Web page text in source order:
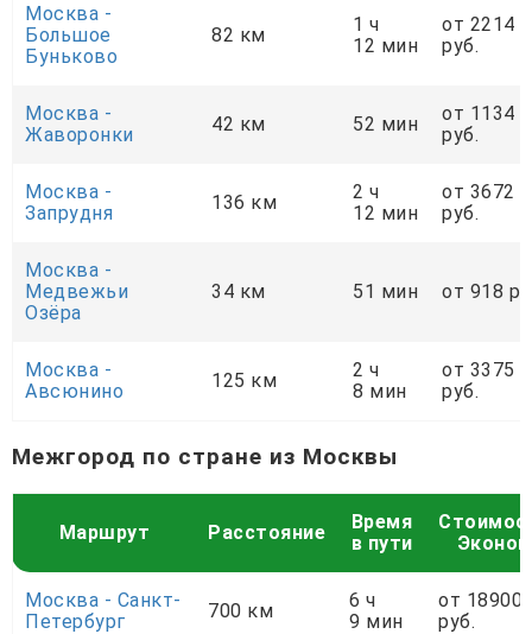
Москва -
Большое
Буньково
82 км
1 ч
12 мин
от 2214
руб.
Москва -
Жаворонки
42 км 52 мин
от 1134
руб.
Москва -
Запрудня
136 км
2 ч
12 мин
от 3672
руб.
Москва -
Медвежьи
Озёра
34 км 51 мин от 918
Москва -
Авсюнино
125 км
2 ч
8 мин
от 3375
руб.
Межгород по стране из Москвы
Маршрут Расстояние
Время
в пути
Эконом
Москва - Санкт-
Петербург
700 км
6 ч
9 мин
от 18900
руб.